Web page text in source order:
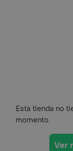
Esta tienda no
momento.
Ver